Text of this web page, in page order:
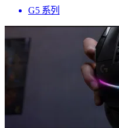
G5 系列